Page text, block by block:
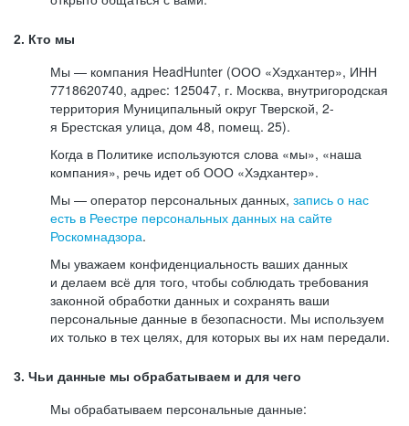
2. Кто мы
Мы — компания HeadHunter (ООО «Хэдхантер», ИНН
7718620740, адрес: 125047, г. Москва, внутригородская
территория Муниципальный округ Тверской, 2-
я Брестская улица, дом 48, помещ. 25).
Когда в Политике используются слова «мы», «наша
компания», речь идет об ООО «Хэдхантер».
Мы — оператор персональных данных, запись о нас
есть в Реестре персональных данных на сайте
Роскомнадзора.
Мы уважаем конфиденциальность ваших данных
и делаем всё для того, чтобы соблюдать требования
законной обработки данных и сохранять ваши
персональные данные в безопасности. Мы используем
их только в тех целях, для которых вы их нам передали.
3. Чьи данные мы обрабатываем и для чего
Мы обрабатываем персональные данные: